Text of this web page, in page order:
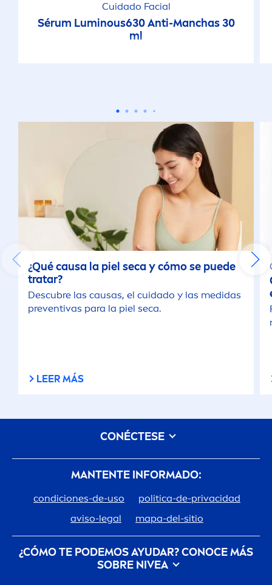
Cuidado Facial
Sérum Luminous630 Anti-Manchas 30
ml
¿Qué causa la piel seca y cómo se puede
tratar?
Descubre las causas, el cuidado y las medidas
preventivas para la piel seca.
LEER MÁS
MANTENTE INFORMADO:
condiciones-de-uso
politica-de-privacidad
aviso-legal
mapa-del-sitio
¿CÓMO TE PODEMOS AYUDAR? CONOCE MÁS
SOBRE NIVEA
CONÉCTESE